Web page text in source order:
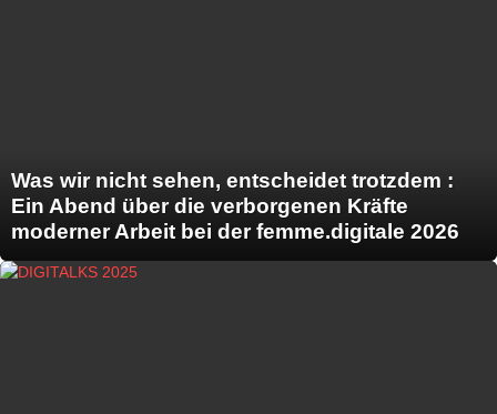
Was wir nicht sehen, entscheidet trotzdem :
Ein Abend über die verborgenen Kräfte
moderner Arbeit bei der femme.digitale 2026